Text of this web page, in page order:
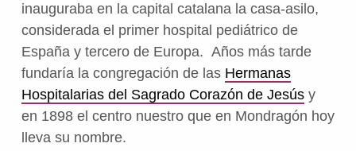
inauguraba en la capital catalana la casa-asilo,
considerada el primer hospital pediátrico de
España y tercero de Europa. Años más tarde
fundaría la congregación de las Hermanas
Hospitalarias del Sagrado Corazón de Jesúsy
en 1898 el centro nuestro que en Mondragón hoy
lleva su nombre.